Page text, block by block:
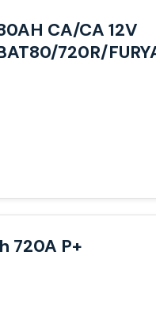
CA/CA 12V
720R/
720A P+